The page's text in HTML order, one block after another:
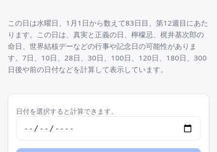
この日は水曜日、1月1日から数えて83日目、第12週目にあた
ります。この日は、真実と正義の日、檸檬忌、梶井基次郎の
命日、世界結核デーなどの行事や記念日の可能性がありま
す。7日、10日、28日、30日、100日、120日、180日、300
日後や前の日付などを計算して表示しています。
日付を選択すると計算できます。